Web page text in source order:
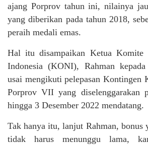
ajang Porprov tahun ini, nilainya
yang diberikan pada tahun 2018,
peraih medali emas.
Hal itu disampaikan Ketua Komite
Indonesia (KONI), Rahman
usai mengikuti pelepasan Kontingen
Porprov VII yang diselenggarakan
hingga 3 Desember 2022 mendatang.
Tak hanya itu, lanjut Rahman, bonus
tidak harus menunggu lama,